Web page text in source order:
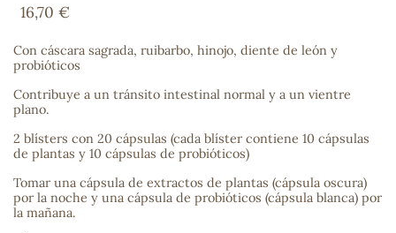
16,70 €
Con cáscara sagrada, ruibarbo, hinojo, diente de león y
probióticos
Contribuye a un tránsito intestinal normal y a un vientre
plano.
2 blísters con 20 cápsulas (cada blíster contiene 10 cápsulas
de plantas y 10 cápsulas de probióticos)
Tomar una cápsula de extractos de plantas (cápsula oscura)
por la noche y una cápsula de probióticos (cápsula blanca) por
la mañana.